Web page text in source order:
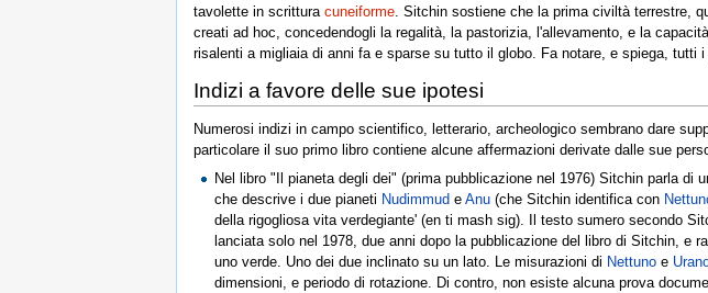
tavolette in scrittura cuneiforme . Sitchin sostiene che la prima civiltà terrestre,
creati ad hoc, concedendogli la regalità, la pastorizia, l'allevamento, e la
risalenti a migliaia di anni fa e sparse su tutto il globo. Fa notare, e spiega,
Indizi a favore delle sue ipotesi
Numerosi indizi in campo scientifico, letterario, archeologico sembrano dare
particolare il suo primo libro contiene alcune affermazioni derivate dalle sue
Nel libro "Il pianeta degli dei" (prima pubblicazione nel 1976) Sitchin parla di
che descrive i due pianeti Nudimmud eAnu (che Sitchin identifica con
della rigogliosa vita verdegiante' (en ti mash sig). Il testo sumero secondo
lanciata solo nel 1978, due anni dopo la pubblicazione del libro di Sitchin, e
uno verde. Uno dei due inclinato su un lato. Le misurazioni di Nettuno e
dimensioni, e periodo di rotazione. Di contro, non esiste alcuna prova